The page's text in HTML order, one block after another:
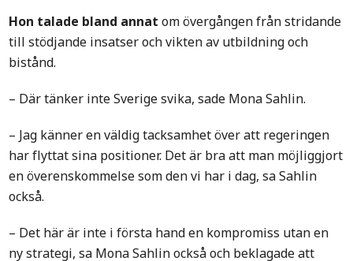
Hon talade bland annatom övergången från stridande
till stödjande insatser och vikten av utbildning och
bistånd.
– Där tänker inte Sverige svika, sade Mona Sahlin.
– Jag känner en väldig tacksamhet över att regeringen
har flyttat sina positioner. Det är bra att man möjliggjort
en överenskommelse som den vi har i dag, sa Sahlin
också.
– Det här är inte i första hand en kompromiss utan en
ny strategi, sa Mona Sahlin också och beklagade att